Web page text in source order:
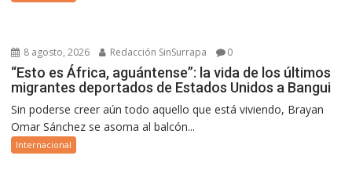
8 agosto, 2026 Redacción SinSurrapa 0
“Esto es África, aguántense”: la vida de los últimos
migrantes deportados de Estados Unidos a Bangui
Sin poderse creer aún todo aquello que está viviendo, Brayan
Omar Sánchez se asoma al balcón...
Internacional